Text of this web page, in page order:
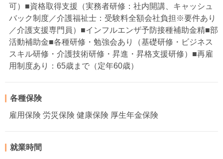
可）■資格取得支援（実務者研修：社内開講、キャッシュ
バック制度／介護福祉士：受験料全額会社負担※要件あり
／介護支援専門員）■インフルエンザ予防接種補助金精■部
活動補助金■各種研修・勉強会あり（基礎研修・ビジネス
スキル研修・介護技術研修・昇進・昇格支援研修）■再雇
用制度あり：65歳まで（定年60歳）
各種保険
雇用保険 労災保険 健康保険 厚生年金保険
就業時間